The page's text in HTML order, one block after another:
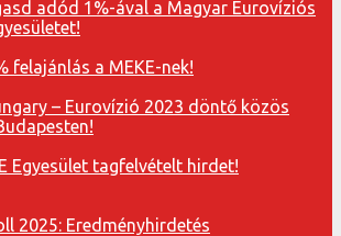
adód 1%-ával a Magyar Eurovíziós
felajánlás a MEKE-nek!
– Eurovízió 2023 döntő közös
Egyesület tagfelvételt hirdet!
2025: Eredményhirdetés